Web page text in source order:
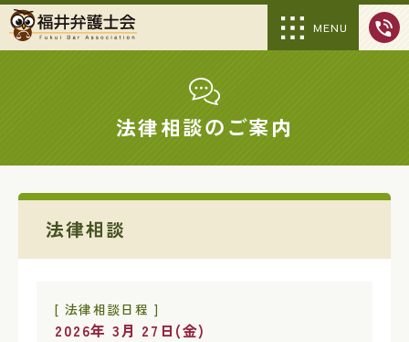
MENU
法律相談のご案内
法律相談
[ 法律相談日程 ]
2026年 3月 27日(金)